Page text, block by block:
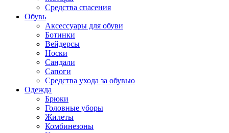
Средства спасения
Обувь
Аксессуары для обуви
Ботинки
Вейдерсы
Носки
Сандали
Сапоги
Средства ухода за обувью
Одежда
Брюки
Головные уборы
Жилеты
Комбинезоны